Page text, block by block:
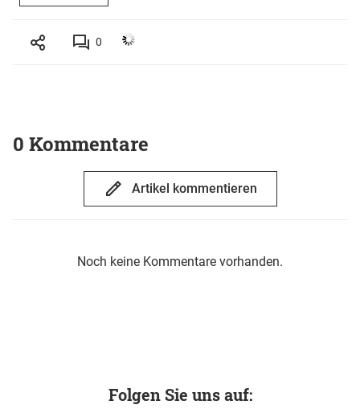
0
0 Kommentare
Artikel kommentieren
Noch keine Kommentare vorhanden.
Folgen Sie uns auf: